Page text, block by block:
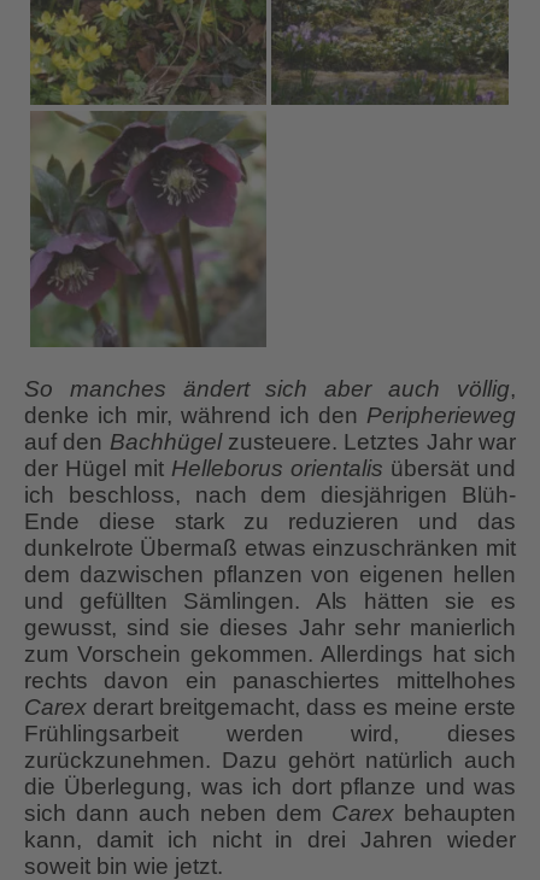
So manches ändert sich aber auch völlig,
denke ich mir, während ich den Peripherieweg
auf den Bachhügelzusteuere. Letztes Jahr war
der Hügel mit Helleborus orientalis übersät und
ich beschloss, nach dem diesjährigen Blüh-
Ende diese stark zu reduzieren und das
dunkelrote Übermaß etwas einzuschränken mit
dem dazwischen pflanzen von eigenen hellen
und gefüllten Sämlingen. Als hätten sie es
gewusst, sind sie dieses Jahr sehr manierlich
zum Vorschein gekommen. Allerdings hat sich
rechts davon ein panaschiertes mittelhohes
Carex derart breitgemacht, dass es meine erste
Frühlingsarbeit werden wird, dieses
zurückzunehmen. Dazu gehört natürlich auch
die Überlegung, was ich dort pflanze und was
sich dann auch neben dem Carex behaupten
kann, damit ich nicht in drei Jahren wieder
soweit bin wie jetzt.